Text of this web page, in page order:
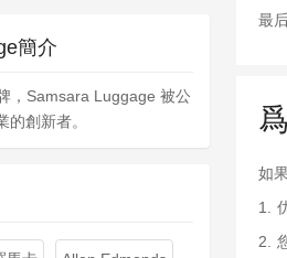
最
如
1.
2.
簡介
，Samsara Luggage 被公
創新者。